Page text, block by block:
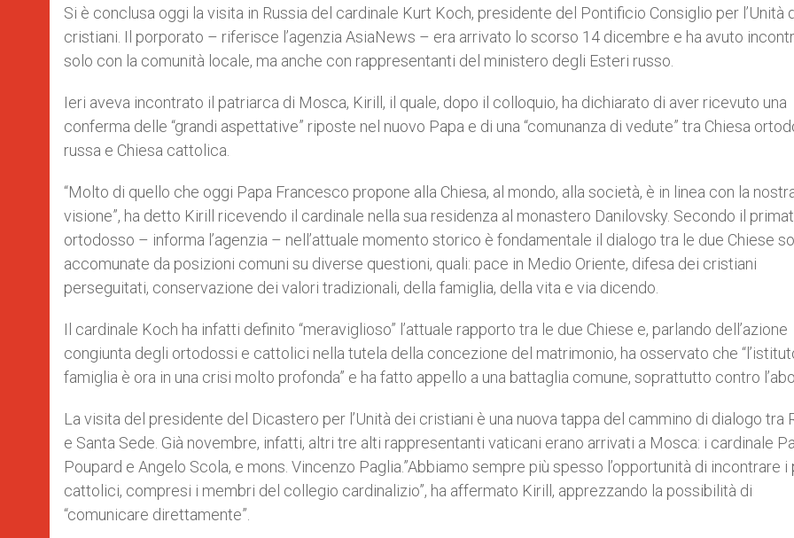
p
p
g
e
r
o
k
r
Si è conclusa oggi la visita in Russia del cardinale Kurt Koch, presidente del Pontificio Consiglio per l’Unità
cristiani. Il porporato – riferisce l’agenzia AsiaNews – era arrivato lo scorso 14 dicembre e ha avuto
solo con la comunità locale, ma anche con rappresentanti del ministero degli Esteri russo.
Ieri aveva incontrato il patriarca di Mosca, Kirill, il quale, dopo il colloquio, ha dichiarato di aver ricevuto una
conferma delle “grandi aspettative” riposte nel nuovo Papa e di una “comunanza di vedute” tra Chiesa
russa e Chiesa cattolica.
“Molto di quello che oggi Papa Francesco propone alla Chiesa, al mondo, alla società, è in linea con la
visione”, ha detto Kirill ricevendo il cardinale nella sua residenza al monastero Danilovsky. Secondo il
ortodosso – informa l’agenzia – nell’attuale momento storico è fondamentale il dialogo tra le due Chiese
accomunate da posizioni comuni su diverse questioni, quali: pace in Medio Oriente, difesa dei cristiani
perseguitati, conservazione dei valori tradizionali, della famiglia, della vita e via dicendo.
Il cardinale Koch ha infatti definito “meraviglioso” l’attuale rapporto tra le due Chiese e, parlando dell’azione
congiunta degli ortodossi e cattolici nella tutela della concezione del matrimonio, ha osservato che
famiglia è ora in una crisi molto profonda” e ha fatto appello a una battaglia comune, soprattutto contro
La visita del presidente del Dicastero per l’Unità dei cristiani è una nuova tappa del cammino di dialogo tra
e Santa Sede. Già novembre, infatti, altri tre alti rappresentanti vaticani erano arrivati a Mosca: i cardinale
Poupard e Angelo Scola, e mons. Vincenzo Paglia.”Abbiamo sempre più spesso l’opportunità di incontrare i
cattolici, compresi i membri del collegio cardinalizio”, ha affermato Kirill, apprezzando la possibilità di
“comunicare direttamente”.